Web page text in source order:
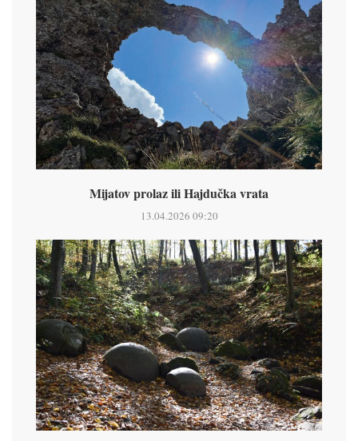
Mijatov prolaz ili Hajdučka vrata
13.04.2026 09:20